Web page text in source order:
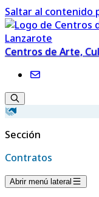
Saltar al contenido
Centros de Arte,
Sección
Contratos
Abrir menú lateral